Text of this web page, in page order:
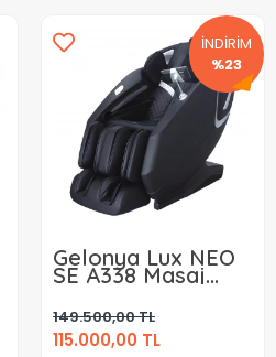
İNDİRİM
%23
Gelonya Lux NEO
SE A338 Masaj
Koltuğu
149.500,00 TL
115.000,00 TL